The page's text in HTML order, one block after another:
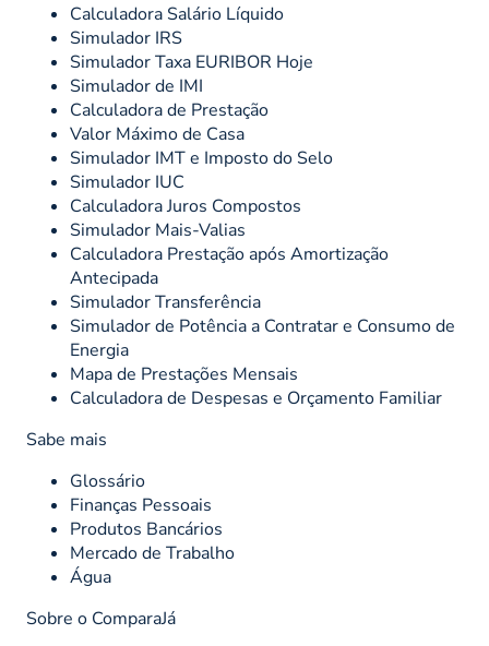
Calculadora Salário Líquido
Simulador IRS
Simulador Taxa EURIBOR Hoje
Simulador de IMI
Calculadora de Prestação
Valor Máximo de Casa
Simulador IMT e Imposto do Selo
Simulador IUC
Calculadora Juros Compostos
Simulador Mais-Valias
Calculadora Prestação após Amortização
Antecipada
Simulador Transferência
Simulador de Potência a Contratar e Consumo de
Energia
Mapa de Prestações Mensais
Calculadora de Despesas e Orçamento Familiar
Sabe mais
Glossário
Finanças Pessoais
Produtos Bancários
Mercado de Trabalho
Água
Sobre o ComparaJá